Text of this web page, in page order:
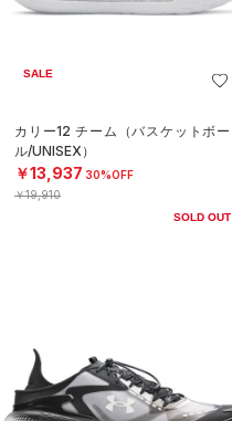
SALE
カリー12 チーム（バスケットボー
ル/UNISEX）
￥13,937 30%OFF
￥19,910
SOLD OUT